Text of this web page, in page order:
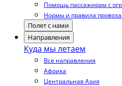
Помощь пассажирам с
Нормы и правила
Полет с нами
Направления
Куда мы летаем
Все направления
Африка
Центральная Азия